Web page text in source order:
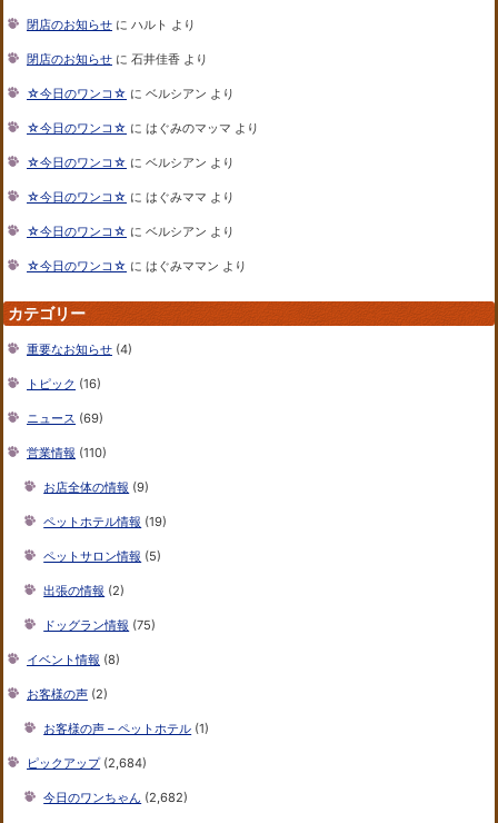
閉店のお知らせ に ハルト より
閉店のお知らせ に 石井佳香 より
☆今日のワンコ☆ に ベルシアン より
☆今日のワンコ☆ に はぐみのマッマ より
☆今日のワンコ☆ に ベルシアン より
☆今日のワンコ☆ に はぐみママ より
☆今日のワンコ☆ に ベルシアン より
☆今日のワンコ☆ に はぐみママン より
カテゴリー
重要なお知らせ (4)
トピック (16)
ニュース (69)
営業情報 (110)
お店全体の情報 (9)
ペットホテル情報 (19)
ペットサロン情報 (5)
出張の情報 (2)
ドッグラン情報 (75)
イベント情報 (8)
お客様の声 (2)
お客様の声 – ペットホテル (1)
ピックアップ(2,684)
今日のワンちゃん (2,682)